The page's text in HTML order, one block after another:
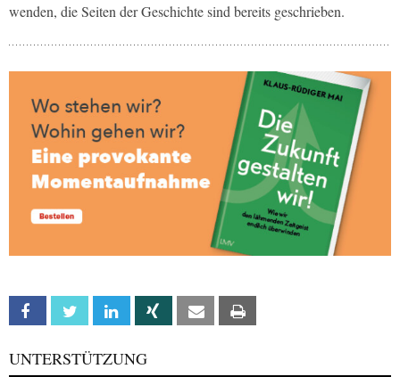
wenden, die Seiten der Geschichte sind bereits geschrieben.
Facebook Twitter Linkedin Xing Email
UNTERSTÜTZUNG